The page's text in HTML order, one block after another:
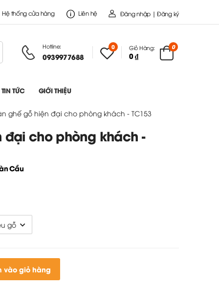
Hệ thống cửa hàng Liên hệ Đăng nhập | Đăng ký
Hotline:
0939977688
0 Giỏ Hàng:
0 ₫
0
TIN TỨC GIỚI THIỆU
ghế gỗ hiện đại cho phòng khách - TC153
đại cho phòng khách -
Cầu
vào giỏ hàng